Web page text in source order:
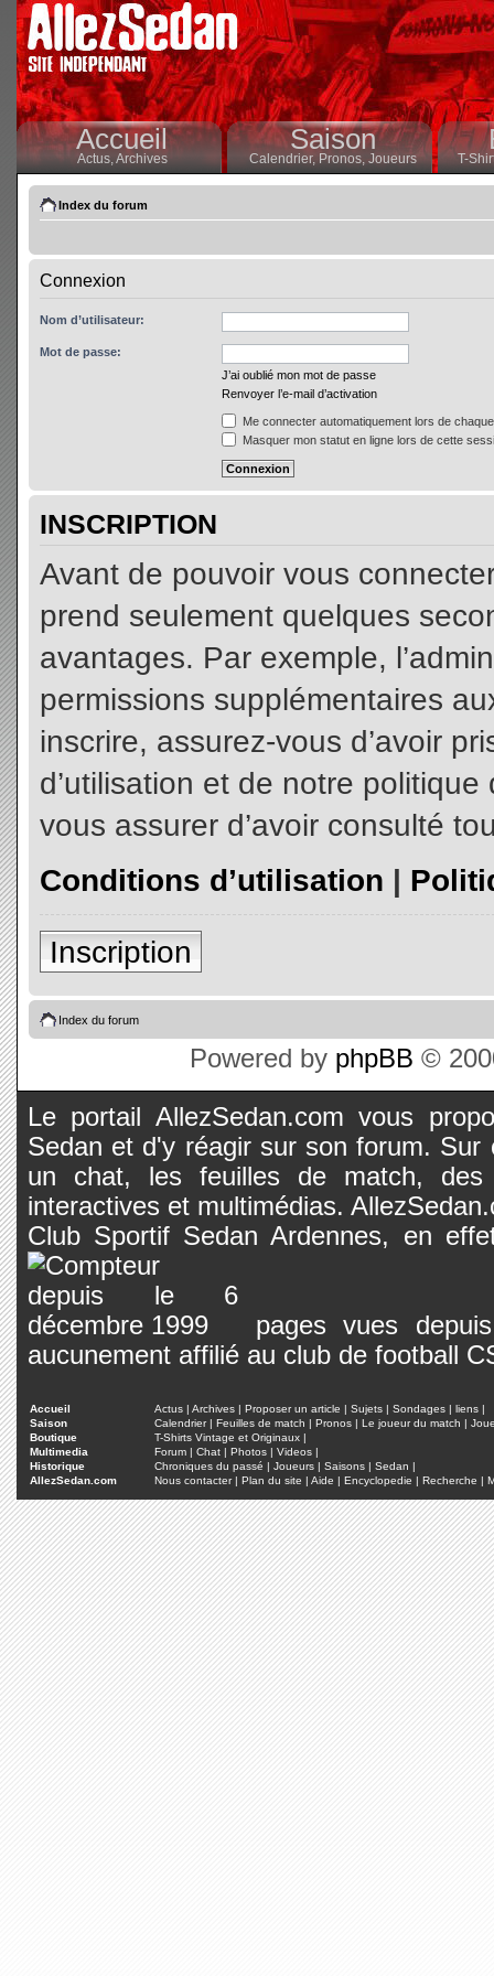
Accueil
Actus,Archives
Saison
Calendrier,Pronos, Joueurs T-
Index du forum
Connexion
Nom d’utilisateur:
Mot de passe:
J’ai oublié mon mot de passe
Renvoyer l’e-mail d’activation
Me connecter automatiquement lors de
Masquer mon statut en ligne lors de cette
INSCRIPTION
Avant de pouvoir vous
prend seulement quelques
avantages. Par exemple,
permissions supplémentaires
inscrire, assurez-vous d’avoir
d’utilisation et de notre
vous assurer d’avoir consulté
Conditions d’utilisation |
Inscription
Index du forum
Powered by phpBB ©
Le portail AllezSedan.com vous
Sedan et d'y réagir sur son forum.
un chat, les feuilles de match, des
interactives et multimédias.
Club Sportif Sedan Ardennes, en
pages vues
aucunement affilié au club de football
Accueil Actus | Archives | Proposer un article | Sujets | Sondages | liens |
Saison
Calendrier| Feuilles de match | Pronos | Le joueur du match |
Boutique
T-Shirts Vintage et Originaux |
Multimedia
Forum | Chat | Photos | Videos |
Historique
Chroniques du passé | Joueurs | Saisons | Sedan |
AllezSedan.com
Nous contacter| Plan du site | Aide | Encyclopedie | Recherche |